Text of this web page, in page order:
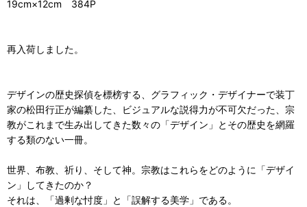
19cm×12cm 384P
再入荷しました。
デザインの歴史探偵を標榜する、グラフィック・デザイナーで装丁
家の松田行正が編纂した、ビジュアルな説得力が不可欠だった、宗
教がこれまで生み出してきた数々の「デザイン」とその歴史を網羅
する類のない一冊。
世界、布教、祈り、そして神。宗教はこれらをどのように「デザイ
ン」してきたのか？
それは、「過剰な忖度」と「誤解する美学」である。